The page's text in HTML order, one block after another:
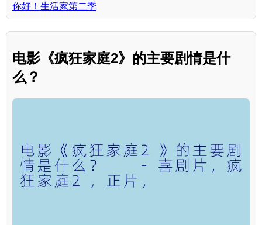
你好！生活家第二季
电影《疯狂家庭2》的主要剧情是什
么？